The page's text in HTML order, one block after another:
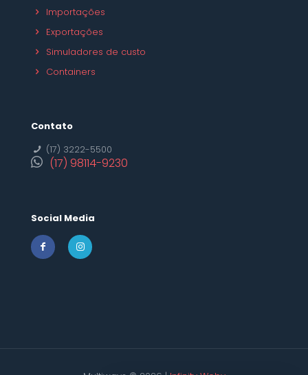
Importações
Exportações
Simuladores de custo
Containers
Contato
(17) 3222-5500
(17) 98114-9230
Social Media